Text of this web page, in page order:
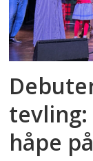
tevling:
håpe på